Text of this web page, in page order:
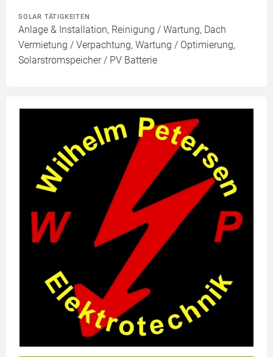
SOLAR TÄTIGKEITEN
Anlage & Installation, Reinigung / Wartung, Dach
Vermietung / Verpachtung, Wartung / Optimierung,
Solarstromspeicher / PV Batterie